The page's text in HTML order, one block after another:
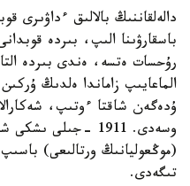
دالەلقاننىڭ بالالىق
باسقارۋىنا الىپ، بىردە
رۇحسات ەتسە، ەندى بىردە
الماعايىپ زاماندا ەلدىڭ
ۇدەگەن شاقتا ءوتىپ،
وسەدى. 1911 -جىلى
(موڭعوليانىڭ ورتالىعى) باسىپ
تىگەدى.